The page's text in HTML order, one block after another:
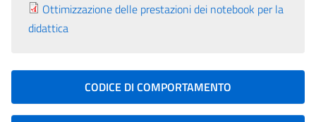
Ottimizzazione delle prestazioni dei notebook per la
didattica
CODICE DI COMPORTAMENTO